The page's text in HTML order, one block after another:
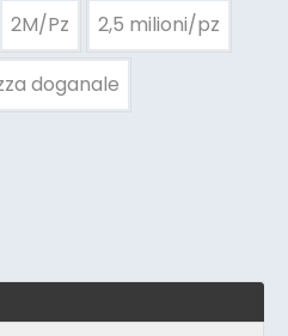
2M/Pz 2,5 milioni/pz
doganale